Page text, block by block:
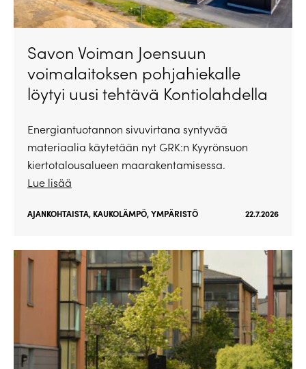
Savon Voiman Joensuun
voimalaitoksen pohjahiekalle
löytyi uusi tehtävä Kontiolahdella
Energiantuotannon sivuvirtana syntyvää
materiaalia käytetään nyt GRK:n Kyyrönsuon
kiertotalousalueen maarakentamisessa.
Lue lisää
AJANKOHTAISTA, KAUKOLÄMPÖ,YMPÄRISTÖ 22.7.2026